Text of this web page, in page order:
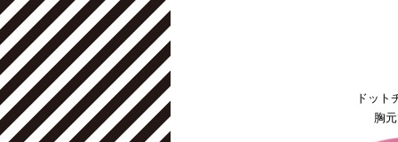
ドット
胸